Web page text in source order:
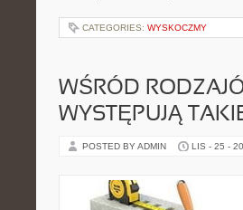
CATEGORIES: WYSKOCZMY
WŚRÓD
WYSTĘPUJĄ
POSTED BY ADMIN LIS - 25 -